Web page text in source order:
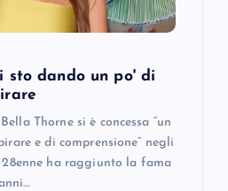
sto dando un po' di
Thorne si è concessa “un
e di comprensione” negli
ha raggiunto la fama